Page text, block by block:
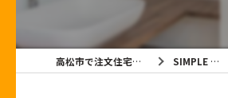
高松市で注文住宅なら有限会社黒石建設 SIMPLE NOTE BLOG